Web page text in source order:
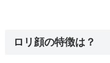
ロリ顔の特徴は？